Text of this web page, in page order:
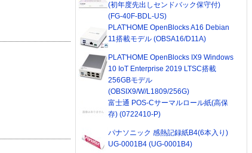
(初年度先出しセンドバック保守付)
(FG-40F-BDL-US)
PLAT'HOME OpenBlocks A16 Debian
11搭載モデル (OBSA16/D11A)
PLAT'HOME OpenBlocks IX9 Windows
10 IoT Enterprise 2019 LTSC搭載
256GBモデル
(OBSIX9/W/L1809/256G)
富士通 POS-Cサーマルロール紙(高保
存) (0722410-P)
パナソニック 感熱記録紙B4(6本入り)
UG-0001B4 (UG-0001B4)